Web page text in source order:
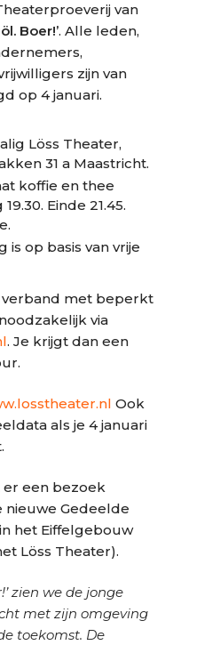
van
Boer!’. Alle leden,
zijn van
op 4 januari.
Löss Theater,
31 a Maastricht.
koffie en thee
Einde 21.45.
is op basis van vrije
verband met beperkt
via
. Je krijgt dan een
Ook
als je 4 januari
een bezoek
nieuwe Gedeelde
het Eiffelgebouw
Löss Theater).
zien we de jonge
met zijn omgeving
toekomst. De